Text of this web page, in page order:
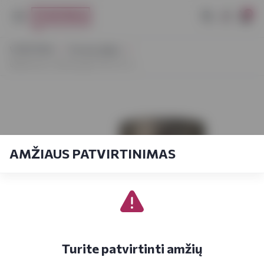
AMŽIAUS PATVIRTINIMAS
Turite patvirtinti amžių